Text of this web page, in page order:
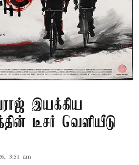
இயக்கிய
டீசர் வெளியீடு
3:51 am